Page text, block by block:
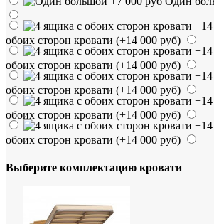
обоих сторон кровати (+14 000 руб)
обоих сторон кровати (+14 000 руб)
обоих сторон кровати (+14 000 руб)
обоих сторон кровати (+14 000 руб)
обоих сторон кровати (+14 000 руб)
Выберите комплектацию кровати